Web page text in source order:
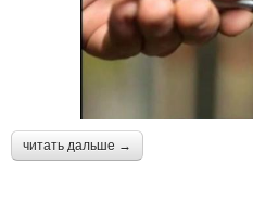
читать дальше →